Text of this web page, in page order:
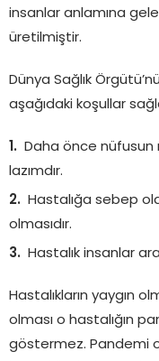
insanlar anlamına
üretilmiştir.
Dünya Sağlık
aşağıdaki koşullar
Daha önce nüfusun
lazımdır.
Hastalığa sebep
olmasıdır.
Hastalık insanlar
Hastalıkların yaygın
olması o hastalığın
göstermez. Pandemi